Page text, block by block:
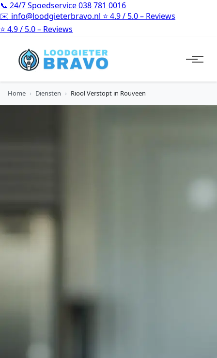
📞 24/7 Spoedservice038 781 0016
✉️ info@loodgieterbravo.nl ⭐ 4.9 / 5.0 – Reviews
⭐ 4.9 / 5.0 – Reviews
Home › Diensten › Riool Verstopt in Rouveen